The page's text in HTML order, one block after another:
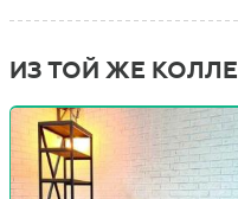
ИЗ ТОЙ ЖЕ